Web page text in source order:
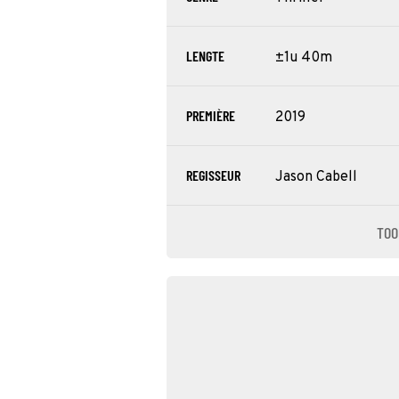
LENGTE ±1u 40m
PREMIÈRE 2019
REGISSEUR Jason Cabell